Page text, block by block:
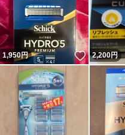
1,950円 いいね！
2,200円